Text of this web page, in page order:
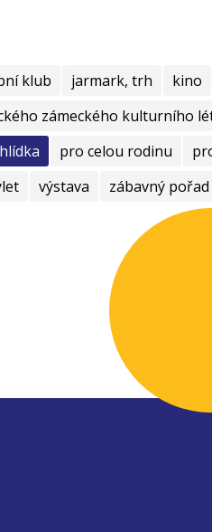
klub jarmark, trh kino
zámeckého kulturního
pro celou rodinu
výstava zábavný pořad